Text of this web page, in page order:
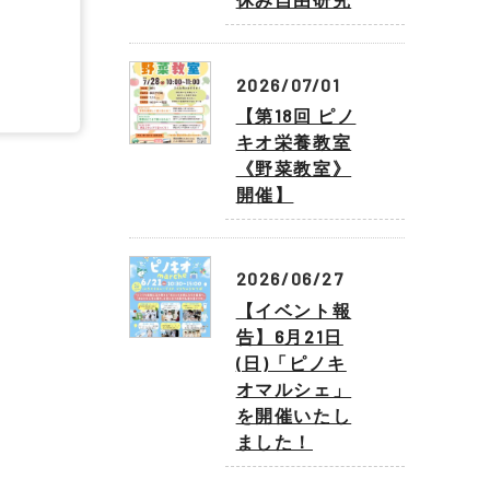
2026/07/01
【第18回 ピノ
キオ栄養教室
《野菜教室》
開催】
2026/06/27
【イベント報
告】6月21日
(日)「ピノキ
オマルシェ」
を開催いたし
ました！